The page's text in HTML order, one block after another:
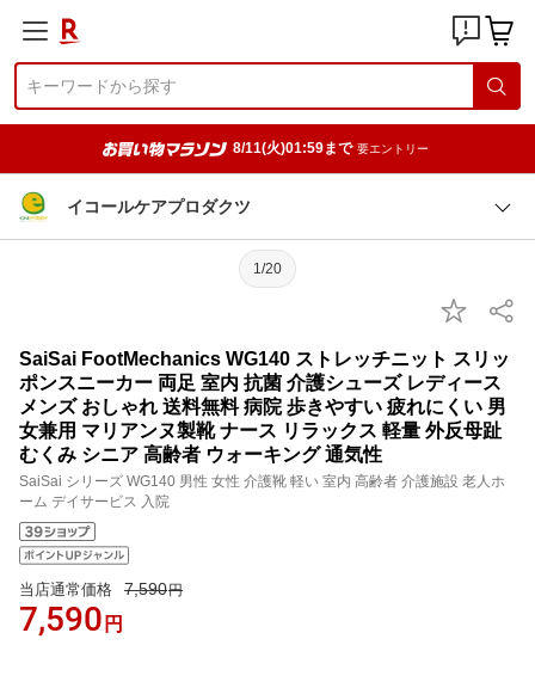
8/11(火)01:59まで 要エントリー
イコールケアプロダクツ
1/20
SaiSai FootMechanics WG140 ストレッチニット スリッ
ポンスニーカー 両足 室内 抗菌 介護シューズ レディース
メンズ おしゃれ 送料無料 病院 歩きやすい 疲れにくい 男
女兼用 マリアンヌ製靴 ナース リラックス 軽量 外反母趾
むくみ シニア 高齢者 ウォーキング 通気性
SaiSai シリーズ WG140 男性 女性 介護靴 軽い 室内 高齢者 介護施設 老人ホ
ーム デイサービス 入院
当店通常価格 7,590円
7,590 円